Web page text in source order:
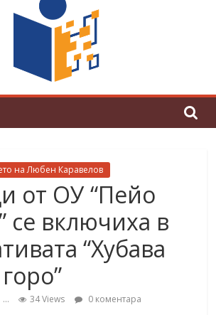
математическо
„Математика без
граници“
на Любен Каравелов
от ОУ “Пейо
се включиха в
“Хубава
... 34 Views 0 коментара